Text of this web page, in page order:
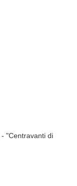
"Centravanti di